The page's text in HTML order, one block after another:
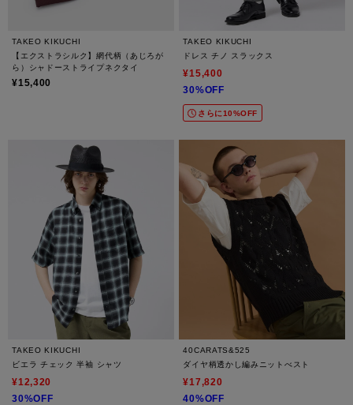
TAKEO KIKUCHI
【エクストラシルク】網代柄（あじろが
ら）シャドーストライプネクタイ
¥15,400
TAKEO KIKUCHI
ドレス チノ スラックス
¥15,400
30%OFF
さらに10%OFF
TAKEO KIKUCHI
ビエラ チェック 半袖 シャツ
¥12,320
30%OFF
40CARATS&525
ダイヤ柄透かし編みニットべスト
¥17,820
40%OFF